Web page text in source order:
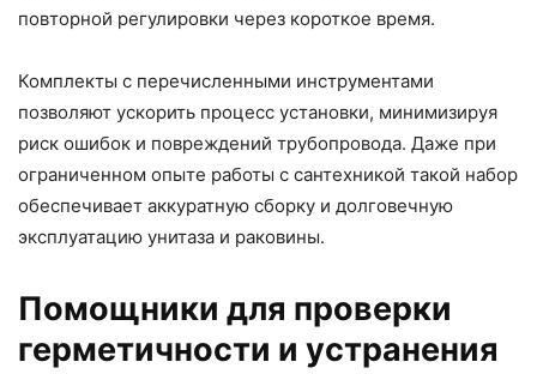
повторной регулировки через короткое время.
Комплекты с перечисленными инструментами
позволяют ускорить процесс установки, минимизируя
риск ошибок и повреждений трубопровода. Даже при
ограниченном опыте работы с сантехникой такой набор
обеспечивает аккуратную сборку и долговечную
эксплуатацию унитаза и раковины.
Помощники для проверки
герметичности и устранения